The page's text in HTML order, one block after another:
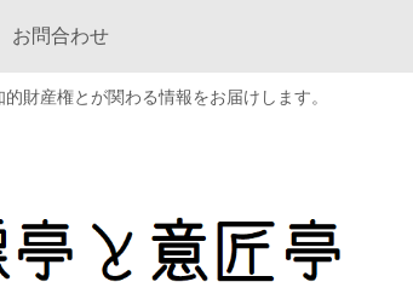
財産権とが関わる情報をお届けします。
お問合わせ